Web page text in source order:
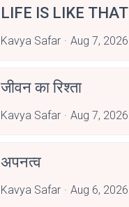
LIFE IS LIKE THAT
Kavya Safar Aug 7, 2026
जीवन का रिश्ता
Kavya Safar Aug 7, 2026
अपनत्व
Kavya Safar Aug 6, 2026